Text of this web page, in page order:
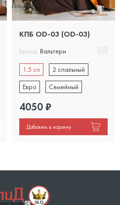
КПБ OD-03 (OD-03)
Бренд: Вальтери
1.5 сп
2 спальный
Евро
Семейный
4050₽
Добавить в корзину